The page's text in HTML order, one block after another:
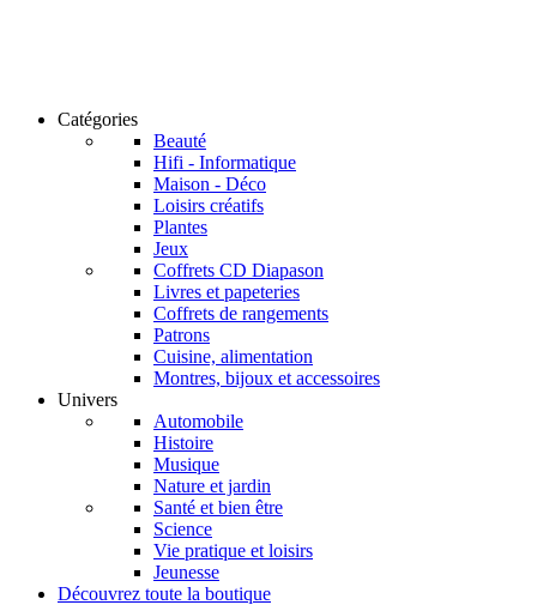
Catégories
Beauté
Hifi - Informatique
Maison - Déco
Loisirs créatifs
Plantes
Jeux
Coffrets CD Diapason
Livres et papeteries
Coffrets de rangements
Patrons
Cuisine, alimentation
Montres, bijoux et accessoires
Univers
Automobile
Histoire
Musique
Nature et jardin
Santé et bien être
Science
Vie pratique et loisirs
Jeunesse
Découvrez toute la boutique